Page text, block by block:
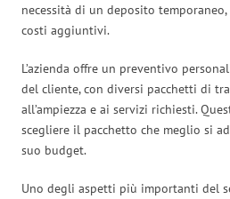
necessità di un deposito
costi aggiuntivi.
L’azienda offre un preventivo
del cliente, con diversi pacchetti di
all’ampiezza e ai servizi richiesti.
scegliere il pacchetto che meglio si
suo budget.
Uno degli aspetti più importanti del